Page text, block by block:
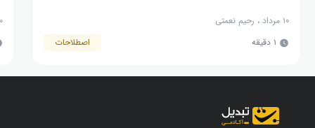
۱۰ مرداد ، رحیم نعمتی
۱ دقیقه
اصطلاحات